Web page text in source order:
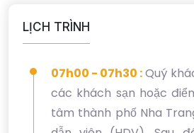
LỊCH TRÌNH
07h00 - 07h30 :Quý
các khách sạn hoặc
tâm thành phố Nha